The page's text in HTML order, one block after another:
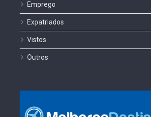
Emprego
Expatriados
Vistos
Outros